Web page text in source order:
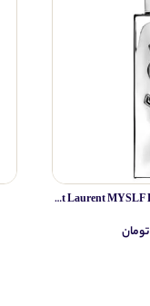
Yves Saint Laurent MYSLF L Absolu for men PARFUM